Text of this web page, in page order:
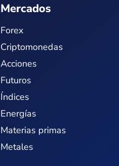
Mercados
Forex
Criptomonedas
Acciones
Futuros
Índices
Energías
Materias primas
Metales